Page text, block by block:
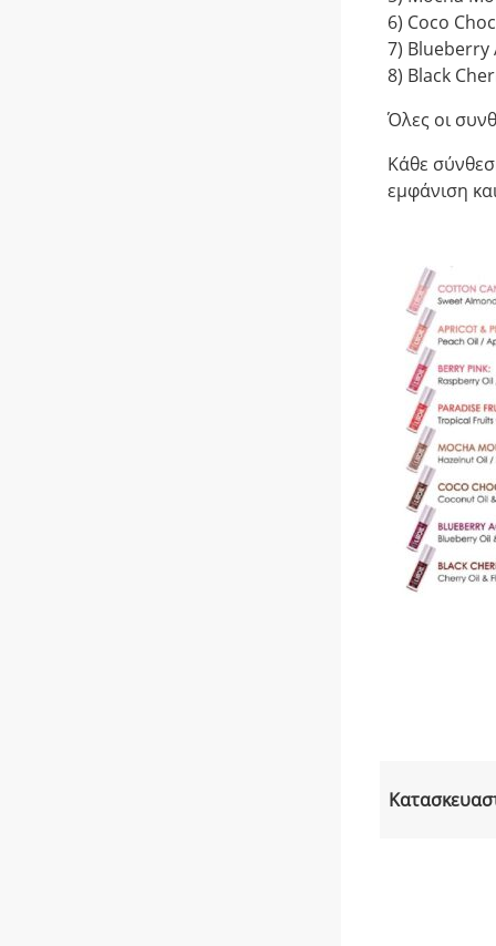
6) Coco
7) Blueberry
8) Black
Όλες οι
Κάθε
εμφάνιση